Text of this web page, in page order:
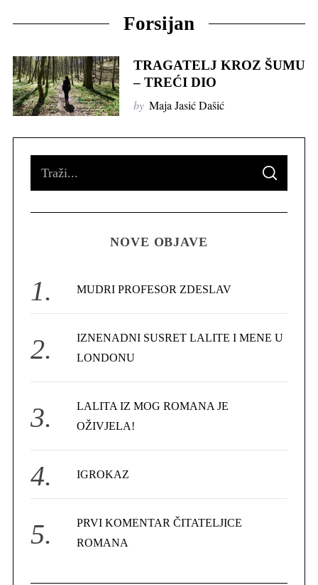
Forsijan
TRAGATELJ KROZ ŠUMU
– TREĆI DIO
by Maja Jasić Dašić
o
S
A
C
NOVE OBJAVE
MUDRI PROFESOR ZDESLAV
IZNENADNI SUSRET LALITE I MENE U
LONDONU
LALITA IZ MOG ROMANA JE
OŽIVJELA!
IGROKAZ
PRVI KOMENTAR ČITATELJICE
ROMANA